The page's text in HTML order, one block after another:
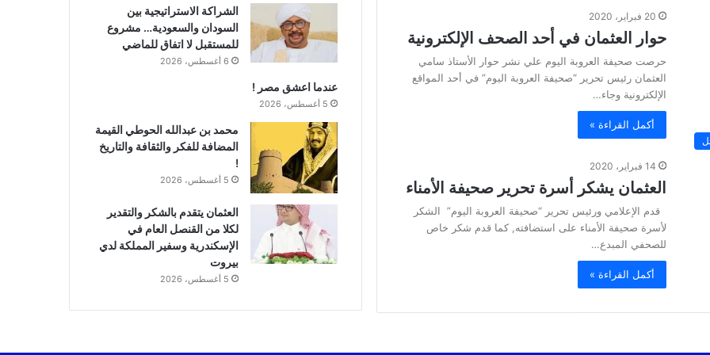
20 فبراير، 2020
حوار العثمان في أحد الصحف الإلكترونية
حرصت صحيفة العروبة اليوم علي نشر حوار الأستاذ سامي
العثمان رئيس تحرير “صحيفة العروبة اليوم” في أحد المواقع
الإلكترونية وجاء…
أكمل القراءة »
14 فبراير، 2020
العثمان يشكر أسرة تحرير صحيفة الأمناء
قدم الإعلامي ورئيس تحرير “صحيفة العروبة اليوم” الشكر
لأسرة صحيفة الأمناء على استضافته, كما قدم شكر خاص
للصحفي المبدع…
أكمل القراءة »
الشراكة الاستراتيجية بين
السودان والسعودية… مشروع
للمستقبل لا اتفاق للماضي
6 أغسطس، 2026
عندما اعشق مصر !
5 أغسطس، 2026
محمد بن عبدالله الحوطي القيمة
المضافة للفكر والثقافة والتاريخ
!
5 أغسطس، 2026
العثمان يتقدم بالشكر والتقدير
لكلا من القنصل العام في
الإسكندرية وسفير المملكة لدي
بيروت
5 أغسطس، 2026